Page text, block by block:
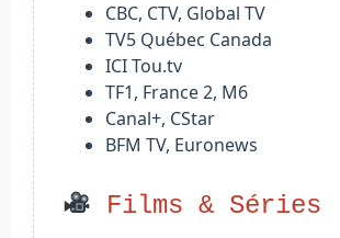
CBC, CTV, Global TV
TV5 Québec Canada
ICI Tou.tv
TF1, France 2, M6
Canal+, CStar
BFM TV, Euronews
Films & Séries